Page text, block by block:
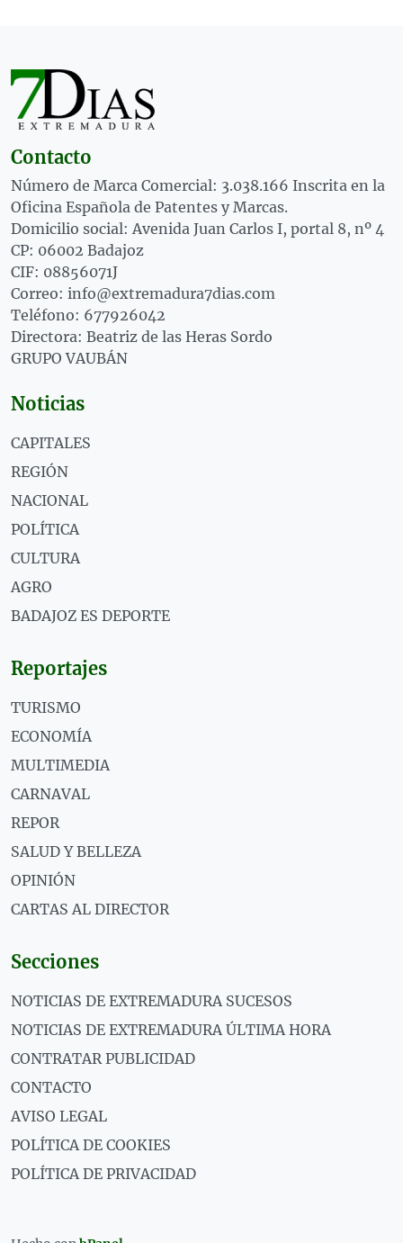
Contacto
Número de Marca Comercial: 3.038.166 Inscrita en la
Oficina Española de Patentes y Marcas.
Domicilio social: Avenida Juan Carlos I, portal 8, nº 4
CP: 06002 Badajoz
CIF: 08856071J
Correo: info@extremadura7dias.com
Teléfono: 677926042
Directora: Beatriz de las Heras Sordo
GRUPO VAUBÁN
Noticias
CAPITALES
REGIÓN
NACIONAL
POLÍTICA
CULTURA
AGRO
BADAJOZ ES DEPORTE
Reportajes
TURISMO
ECONOMÍA
MULTIMEDIA
CARNAVAL
REPOR
SALUD Y BELLEZA
OPINIÓN
CARTAS AL DIRECTOR
Secciones
NOTICIAS DE EXTREMADURA SUCESOS
NOTICIAS DE EXTREMADURA ÚLTIMA HORA
CONTRATAR PUBLICIDAD
CONTACTO
AVISO LEGAL
POLÍTICA DE COOKIES
POLÍTICA DE PRIVACIDAD